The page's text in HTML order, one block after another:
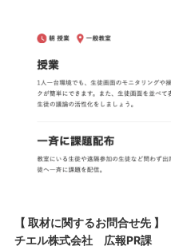
【 取材に関するお問合せ先 】
チエル株式会社 広報PR課